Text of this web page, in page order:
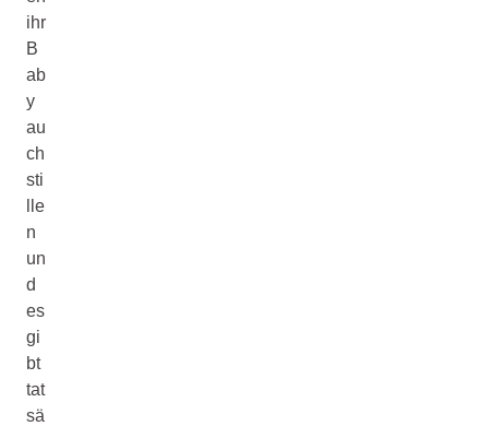
ihr
B
ab
y
au
ch
sti
lle
n
un
d
es
gi
bt
tat
sä